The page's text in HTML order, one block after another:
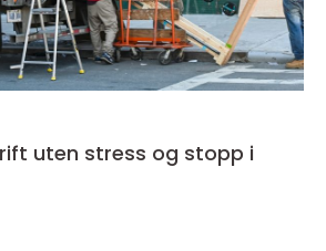
uten stress og stopp i